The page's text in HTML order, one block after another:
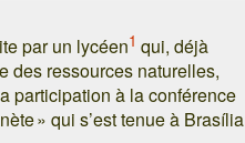
par un lycéen1 qui, déjà
des ressources naturelles,
participation à la conférence
» qui s’est tenue à Brasília